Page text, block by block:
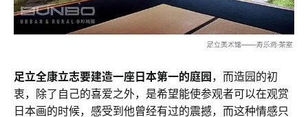
足立全康立志要建造一座日本第一的庭园，而造园的初
衷，除了自己的喜爱之外，是希望能使参观者可以在观赏
日本画的时候，感受到他曾经有过的震撼，而这种情感只